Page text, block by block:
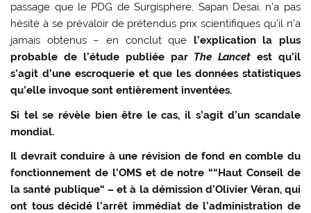
passage que le PDG de Surgisphere, Sapan Desai, n’a pas
hésité à se prévaloir de prétendus prix scientifiques qu’il n’a
jamais obtenus – en conclut que l’explication la plus
probable de l’étude publiée par The Lancet est qu’il
s’agit d’une escroquerie et que les données statistiques
qu’elle invoque sont entièrement inventées.
Si tel se révèle bien être le cas, il s’agit d’un scandale
mondial.
Il devrait conduire à une révision de fond en comble du
fonctionnement de l’OMS et de notre ““Haut Conseil de
la santé publique“ – et à la démission d’Olivier Véran, qui
ont tous décidé l’arrêt immédiat de l’administration de